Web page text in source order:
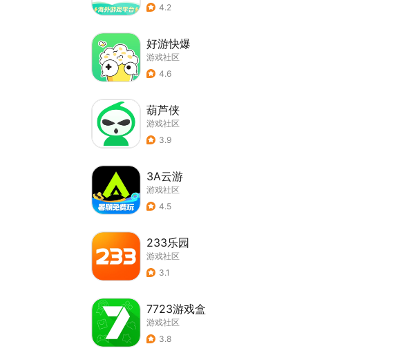
4.2
好游快爆
游戏社区
4.6
葫芦侠
游戏社区
3.9
3A云游
游戏社区
4.5
233乐园
游戏社区
3.1
7723游戏盒
游戏社区
3.8